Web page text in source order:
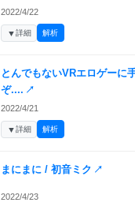
2022/4/22
▼詳細 解析
とんでもないVRエロゲーに
ぞ.... ↗
2022/4/21
▼詳細 解析
まにまに / 初音ミク ↗
2022/4/23